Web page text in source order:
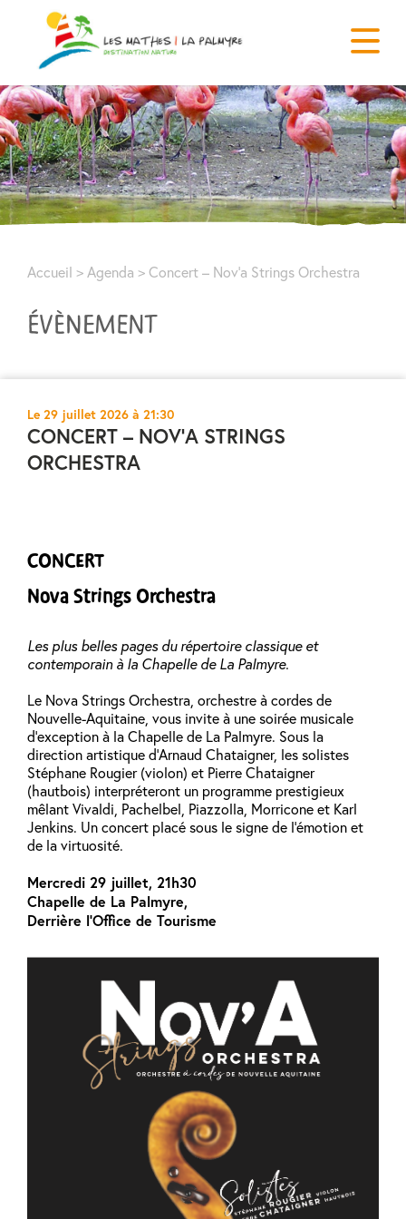
Accueil > Agenda > Concert – Nov’a Strings Orchestra
ÉVÈNEMENT
Le 29 juillet 2026 à 21:30
CONCERT – NOV’A STRINGS
ORCHESTRA
CONCERT
Nova Strings Orchestra
Les plus belles pages du répertoire classique et
contemporain à la Chapelle de La Palmyre.
Le Nova Strings Orchestra, orchestre à cordes de
Nouvelle-Aquitaine, vous invite à une soirée musicale
d’exception à la Chapelle de La Palmyre. Sous la
direction artistique d’Arnaud Chataigner, les solistes
Stéphane Rougier (violon) et Pierre Chataigner
(hautbois) interpréteront un programme prestigieux
mêlant Vivaldi, Pachelbel, Piazzolla, Morricone et Karl
Jenkins. Un concert placé sous le signe de l’émotion et
de la virtuosité.
Mercredi 29 juillet, 21h30
Chapelle de La Palmyre,
Derrière l’Office de Tourisme